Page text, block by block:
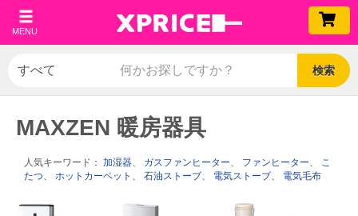
MENU
検索
MAXZEN 暖房器具
人気キーワード： 加湿器、 ガスファンヒーター、 ファンヒーター、 こ
たつ、 ホットカーペット 、 石油ストーブ、 電気ストーブ、 電気毛布